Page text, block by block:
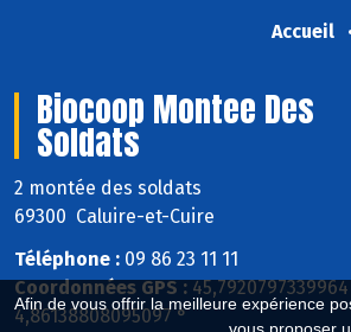
Afin de vous offrir la meilleure expérience
Accueil
Biocoop Montee Des
Soldats
2 montée des soldats
69300 Caluire-et-Cuire
Téléphone : 09 86 23 11 11
Coordonnées GPS :
4,86138808095097 °